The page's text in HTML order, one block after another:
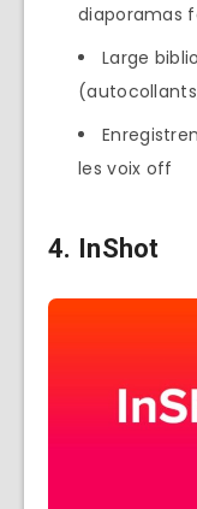
diaporamas
Large
les voix off
4. InShot